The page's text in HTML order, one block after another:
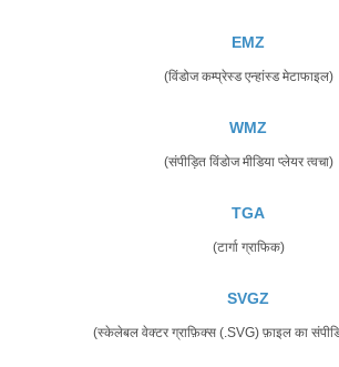
EMZ
(विंडोज कम्प्रेस्ड एन्हांस्ड मेटाफाइल)
WMZ
(संपीड़ित विंडोज मीडिया प्लेयर त्वचा)
TGA
(टार्गा ग्राफिक)
SVGZ
(स्केलेबल वेक्टर ग्राफ़िक्स (.SVG) फ़ाइल का